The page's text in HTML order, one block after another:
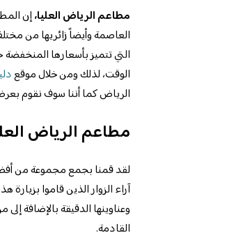
مطاعم الرياض العليا،إن
العاصمة وأيضاً زائريها من
التي تتميز بأسعارها
الوقت، لذلك ومن خلال موقع
الرياض كما أننا سوف نقوم
مطاعم الرياض
لقد قمنا بجمع مجموعة من
آراء الزوار الذين قاموا
وعناوينها الدقيقة بالإضافة
القادمة.